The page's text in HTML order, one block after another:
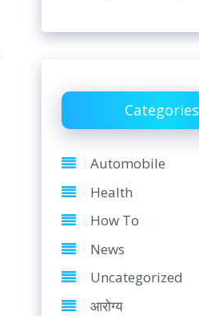
Categories
Automobile
Health
How To
News
Uncategorized
आरोग्य